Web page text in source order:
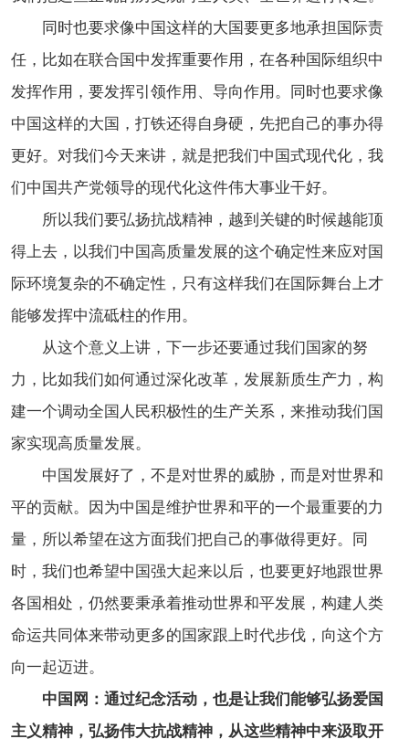
同时也要求像中国这样的大国要更多地承担国际责
任，比如在联合国中发挥重要作用，在各种国际组织中
发挥作用，要发挥引领作用、导向作用。同时也要求像
中国这样的大国，打铁还得自身硬，先把自己的事办得
更好。对我们今天来讲，就是把我们中国式现代化，我
们中国共产党领导的现代化这件伟大事业干好。
所以我们要弘扬抗战精神，越到关键的时候越能顶
得上去，以我们中国高质量发展的这个确定性来应对国
际环境复杂的不确定性，只有这样我们在国际舞台上才
能够发挥中流砥柱的作用。
从这个意义上讲，下一步还要通过我们国家的努
力，比如我们如何通过深化改革，发展新质生产力，构
建一个调动全国人民积极性的生产关系，来推动我们国
家实现高质量发展。
中国发展好了，不是对世界的威胁，而是对世界和
平的贡献。因为中国是维护世界和平的一个最重要的力
量，所以希望在这方面我们把自己的事做得更好。同
时，我们也希望中国强大起来以后，也要更好地跟世界
各国相处，仍然要秉承着推动世界和平发展，构建人类
命运共同体来带动更多的国家跟上时代步伐，向这个方
向一起迈进。
中国网：通过纪念活动，也是让我们能够弘扬爱国
主义精神，弘扬伟大抗战精神，从这些精神中来汲取开